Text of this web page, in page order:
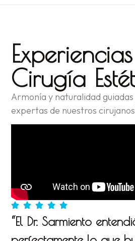
Cirugía
Armonía y naturalidad
expertas de nuestros
“El Dr. Sarmiento